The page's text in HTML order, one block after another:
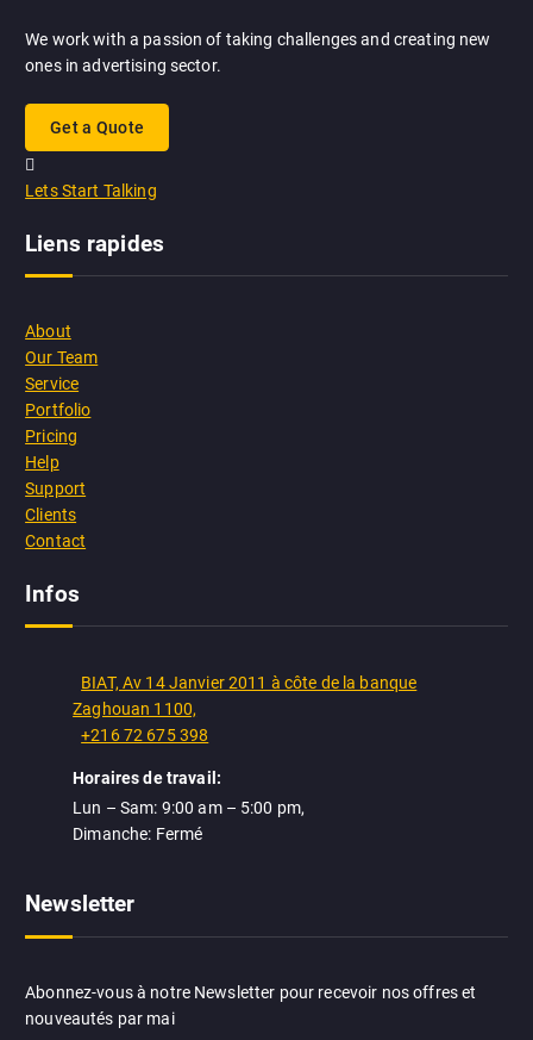
We work with a passion of taking challenges and creating new
ones in advertising sector.
Get a Quote
Lets Start Talking
Liens rapides
About
Our Team
Service
Portfolio
Pricing
Help
Support
Clients
Contact
Infos
BIAT, Av 14 Janvier 2011 à côte de la banque
Zaghouan 1100,
+216 72 675 398
Horaires de travail:
Lun – Sam: 9:00 am – 5:00 pm,
Dimanche: Fermé
Newsletter
Abonnez-vous à notre Newsletter pour recevoir nos offres et
nouveautés par mai